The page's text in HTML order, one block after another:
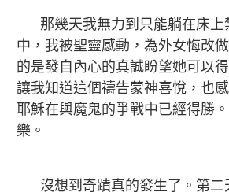
那幾天我無力到只能躺在床上
中，我被聖靈感動，為外女悔改
的是發自內心的真誠盼望她可以
讓我知道這個禱告蒙神喜悅，也
耶穌在與魔鬼的爭戰中已經得勝
樂。
沒想到奇蹟真的發生了。第二